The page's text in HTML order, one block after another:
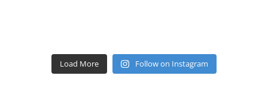
Load More Follow on Instagram